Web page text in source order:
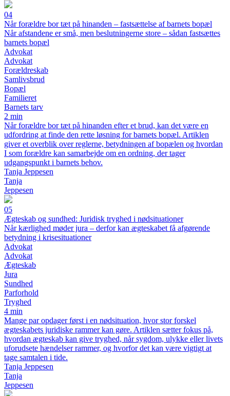
04
Når forældre bor tæt på hinanden – fastsættelse af barnets bopæl
Når afstandene er små, men beslutningerne store – sådan fastsættes
barnets bopæl
Advokat
Advokat
Forældreskab
Samlivsbrud
Bopæl
Familieret
Barnets tarv
2 min
Når forældre bor tæt på hinanden efter et brud, kan det være en
udfordring at finde den rette løsning for barnets bopæl. Artiklen
giver et overblik over reglerne, betydningen af bopælen og hvordan
I som forældre kan samarbejde om en ordning, der tager
udgangspunkt i barnets behov.
Tanja Jeppesen
Tanja
Jeppesen
05
Ægteskab og sundhed: Juridisk tryghed i nødsituationer
Når kærlighed møder jura – derfor kan ægteskabet få afgørende
betydning i krisesituationer
Advokat
Advokat
Ægteskab
Jura
Sundhed
Parforhold
Tryghed
4 min
Mange par opdager først i en nødsituation, hvor stor forskel
ægteskabets juridiske rammer kan gøre. Artiklen sætter fokus på,
hvordan ægteskab kan give tryghed, når sygdom, ulykke eller livets
uforudsete hændelser rammer, og hvorfor det kan være vigtigt at
tage samtalen i tide.
Tanja Jeppesen
Tanja
Jeppesen